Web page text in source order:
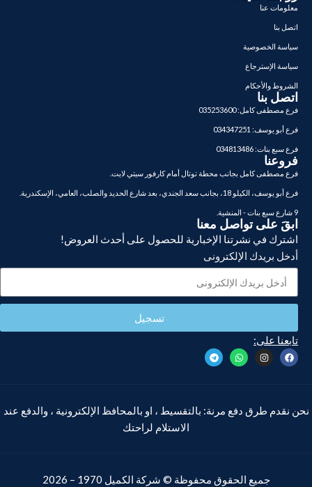
معلومات عنا
اتصل بنا
سياسة الخصوصية
سياسة الإسترجاع
الشروط والأحكام
اتصل بنا
فرع مصطفى كامل: 035253600
فرع أبو يوسف: 034347251
فرع سبع بنات: 034813486
فروعنا
فرع مصطفى كامل بجانب محطة توتال أمام كارفور سيتي لايت.
فرع أبو يوسف، الكيلو 18، بجانب سعد الجندي، بعد شارع الحديد والصلب، العامي، الإسكندرية.
9 شارع سبع بنات - المنشية.
ابقَ على تواصل معنا
اشترك في نشرتنا الإخبارية للحصول على أحدث العروض!
أدخل بريدك الإلكترونى
تسجيل
تابعنا على:
نحن نقدم طرق دفع مرنة: بالتقسيط ، او بالمحافظ الإلكترونية ، والدفع عند
الاستلام لراحتك
جميع الحقوق محفوظة © شركة الكميل